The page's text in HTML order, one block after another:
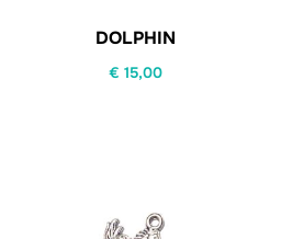
DOLPHIN
€ 15,00